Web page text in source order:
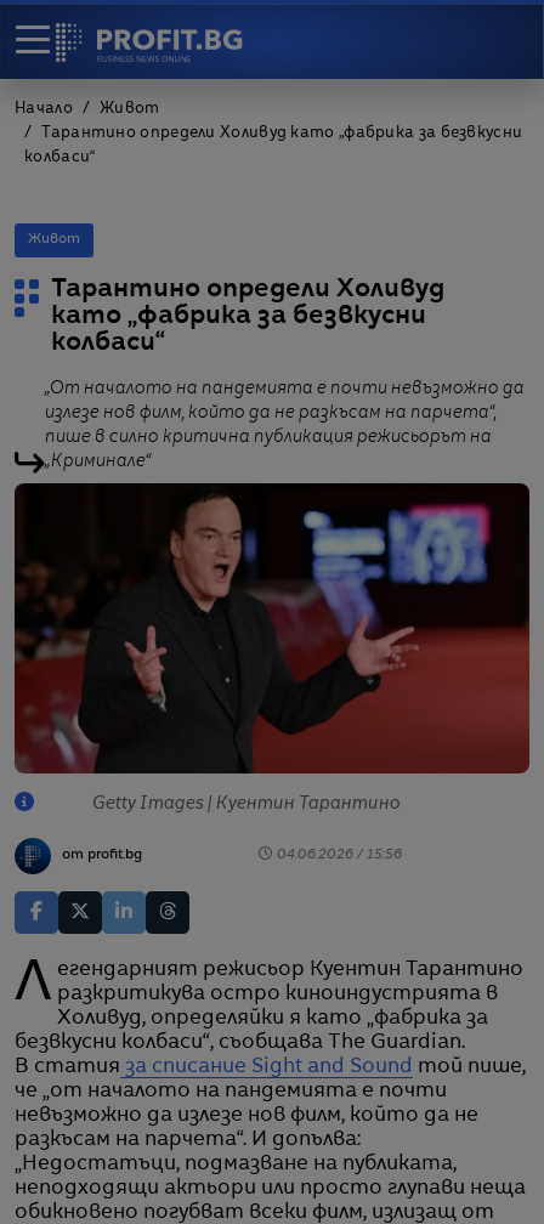
Начало
Живот
Тарантино определи Холивуд като „фабрика за безвкусни
колбаси“
Живот
Тарантино определи Холивуд
като „фабрика за безвкусни
колбаси“
„От началото на пандемията е почти невъзможно да
излезе нов филм, който да не разкъсам на парчета“,
пише в силно критична публикация режисьорът на
„Криминале“
Getty Images | Куентин Тарантино
от profit.bg 04.06.2026 / 15:56
Легендарният режисьор Куентин Тарантино разкритикува остро киноиндустрията в
Холивуд, определяйки я като „фабрика за
безвкусни колбаси“, съобщава The Guardian.
В статия за списание Sight and Sound той пише,
че „от началото на пандемията е почти
невъзможно да излезе нов филм, който да не
разкъсам на парчета“. И допълва:
„Недостатъци, подмазване на публиката,
неподходящи актьори или просто глупави неща
обикновено погубват всеки филм, излизащ от